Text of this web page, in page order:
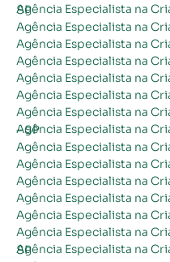
Agência Especialista na Criação de Site em Araraquara – SP
Agência Especialista na
Agência Especialista na
Agência Especialista na
Agência Especialista na
Agência Especialista na
Agência Especialista na
Agência Especialista na Criação de Site em Artur Nogueira – SP
Agência Especialista na
Agência Especialista na
Agência Especialista na
Agência Especialista na
Agência Especialista na
Agência Especialista na
Agência Especialista na Criação de Site em Avanhandava – SP